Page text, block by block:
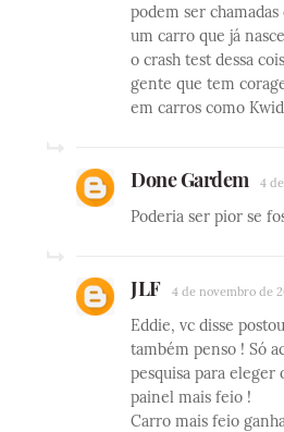
podem ser
um carro que já
o crash test dessa
gente que tem
em carros como
Done Gardem 4
Poderia ser pior se
JLF 4 de novembro de
Eddie, vc disse
também penso ! Só
pesquisa para eleger
painel mais feio !
Carro mais feio